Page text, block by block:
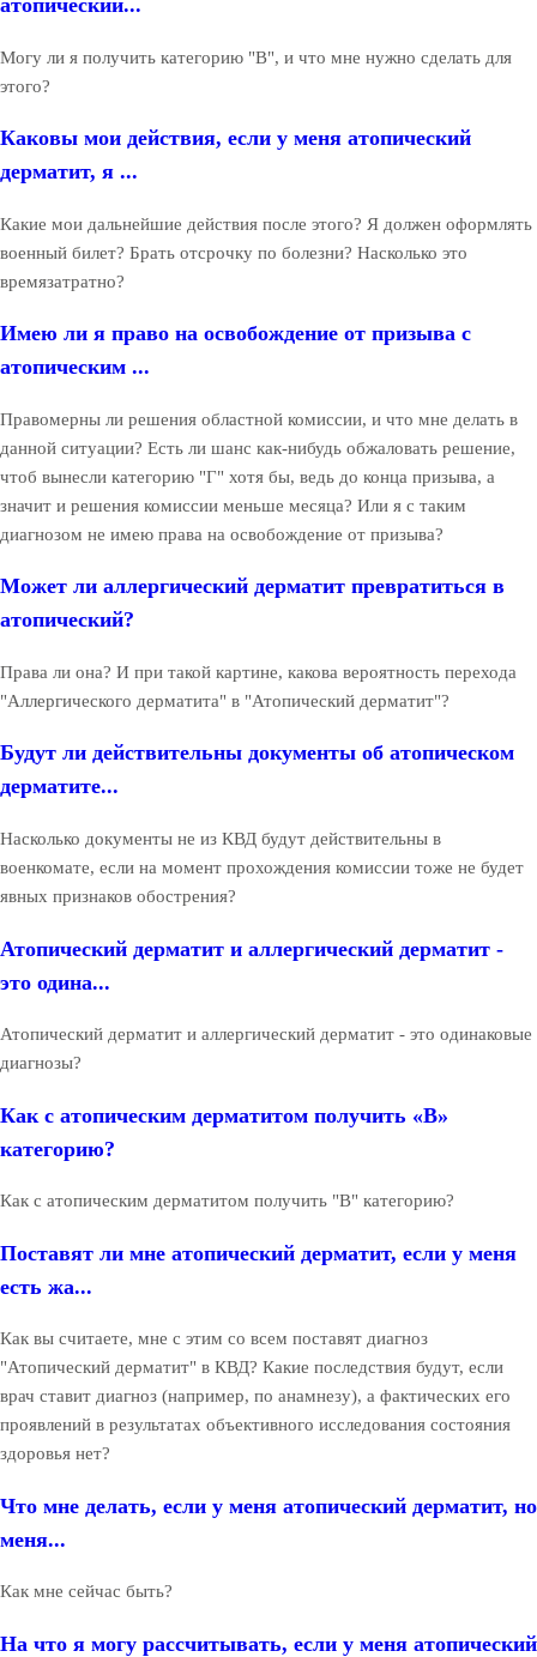
атопический...
Могу ли я получить категорию "В", и что мне нужно сделать для
этого?
Каковы мои действия, если у меня атопический
дерматит, я ...
Какие мои дальнейшие действия после этого? Я должен оформлять
военный билет? Брать отсрочку по болезни? Насколько это
времязатратно?
Имею ли я право на освобождение от призыва с
атопическим ...
Правомерны ли решения областной комиссии, и что мне делать в
данной ситуации? Есть ли шанс как-нибудь обжаловать решение,
чтоб вынесли категорию "Г" хотя бы, ведь до конца призыва, а
значит и решения комиссии меньше месяца? Или я с таким
диагнозом не имею права на освобождение от призыва?
Может ли аллергический дерматит превратиться в
атопический?
Права ли она? И при такой картине, какова вероятность перехода
"Аллергического дерматита" в "Атопический дерматит"?
Будут ли действительны документы об атопическом
дерматите...
Насколько документы не из КВД будут действительны в
военкомате, если на момент прохождения комиссии тоже не будет
явных признаков обострения?
Атопический дерматит и аллергический дерматит -
это одина...
Атопический дерматит и аллергический дерматит - это одинаковые
диагнозы?
Как с атопическим дерматитом получить «В»
категорию?
Как с атопическим дерматитом получить "В" категорию?
Поставят ли мне атопический дерматит, если у меня
есть жа...
Как вы считаете, мне с этим со всем поставят диагноз
"Атопический дерматит" в КВД? Какие последствия будут, если
врач ставит диагноз (например, по анамнезу), а фактических его
проявлений в результатах объективного исследования состояния
здоровья нет?
Что мне делать, если у меня атопический дерматит, но
меня...
Как мне сейчас быть?
На что я могу рассчитывать, если у меня атопический